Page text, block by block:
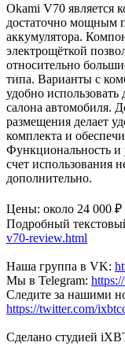
Okami V70 является
достаточно мощным
аккумулятора.
электрощёткой
относительно
типа. Варианты с
удобно
салона автомобиля.
размещения делает
комплекта и
Функциональность и
счет использования
дополнительно.
Цены: около 24 000
Подробный
v70-review.html
Наша группа в VK:
Мы в Telegram:
Следите за нашими
https://twitter.com/
Сделано студией